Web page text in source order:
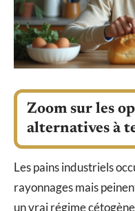
Zoom sur les
alternatives à
Les pains industriels
rayonnages mais
un vrai régime